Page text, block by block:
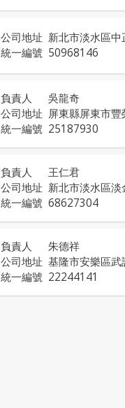
公司地址 新北市淡水區
統一編號 50968146
負責人
吳龍奇
公司地址 屏東縣屏東市
統一編號 25187930
負責人
王仁君
公司地址 新北市淡水區
統一編號 68627304
負責人
朱德祥
公司地址 基隆市安樂區
統一編號 22244141